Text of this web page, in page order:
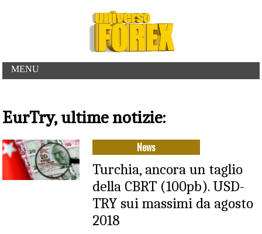
MENU
EurTry, ultime notizie:
News
Turchia, ancora un taglio
della CBRT (100pb). USD-
TRY sui massimi da agosto
2018